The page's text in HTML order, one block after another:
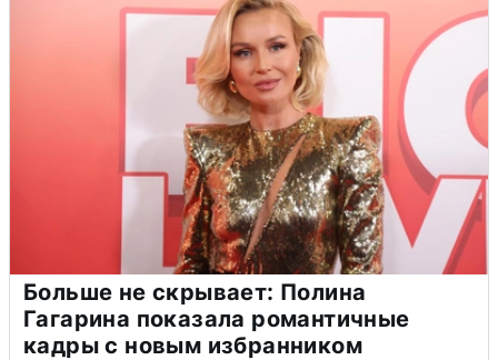
Больше не скрывает: Полина
Гагарина показала романтичные
кадры с новым избранником